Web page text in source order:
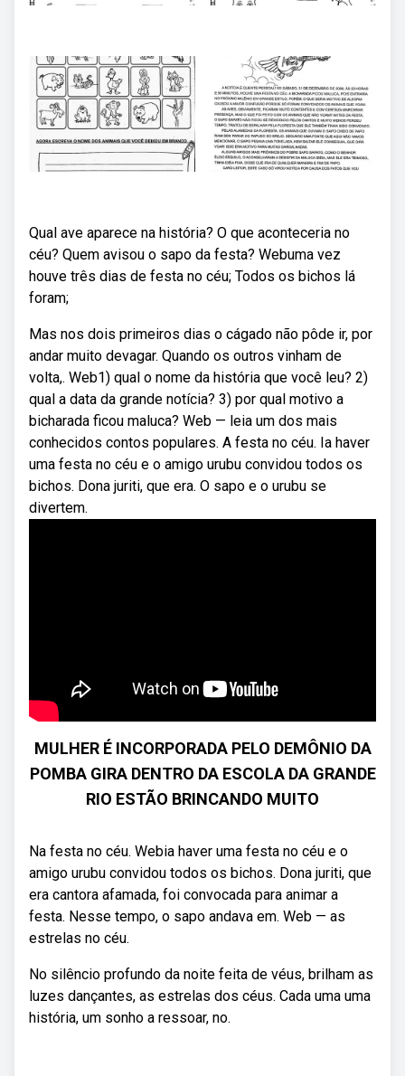
Qual ave aparece na história? O que aconteceria no
céu? Quem avisou o sapo da festa? Webuma vez
houve três dias de festa no céu; Todos os bichos lá
foram;
Mas nos dois primeiros dias o cágado não pôde ir, por
andar muito devagar. Quando os outros vinham de
volta,. Web1) qual o nome da história que você leu? 2)
qual a data da grande notícia? 3) por qual motivo a
bicharada ficou maluca? Web — leia um dos mais
conhecidos contos populares. A festa no céu. Ia haver
uma festa no céu e o amigo urubu convidou todos os
bichos. Dona juriti, que era. O sapo e o urubu se
divertem.
MULHER É INCORPORADA PELO DEMÔNIO DA
POMBA GIRA DENTRO DA ESCOLA DA GRANDE
RIO ESTÃO BRINCANDO MUITO
Na festa no céu. Webia haver uma festa no céu e o
amigo urubu convidou todos os bichos. Dona juriti, que
era cantora afamada, foi convocada para animar a
festa. Nesse tempo, o sapo andava em. Web — as
estrelas no céu.
No silêncio profundo da noite feita de véus, brilham as
luzes dançantes, as estrelas dos céus. Cada uma uma
história, um sonho a ressoar, no.